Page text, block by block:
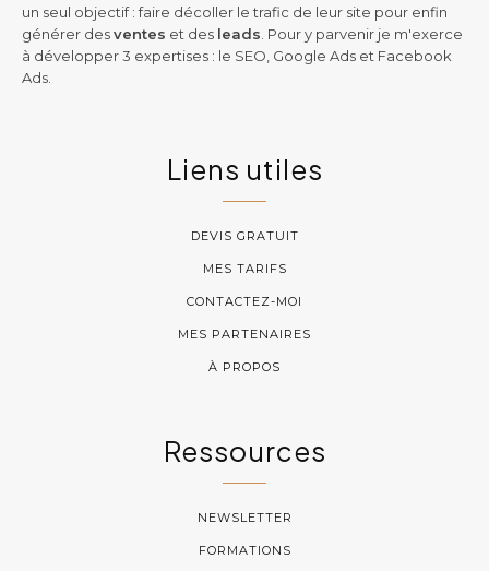
un seul objectif : faire décoller le trafic de leur site pour enfin
générer desventes et des leads . Pour y parvenir je m'exerce
à développer 3 expertises : le SEO, Google Ads et Facebook
Ads.
Liens utiles
DEVIS GRATUIT
MES TARIFS
CONTACTEZ-MOI
MES PARTENAIRES
À PROPOS
Ressources
NEWSLETTER
FORMATIONS